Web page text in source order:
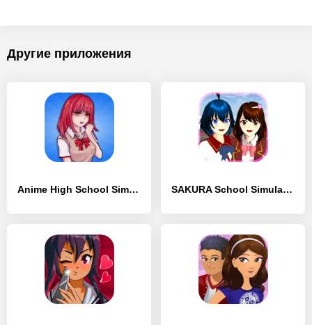
Другие приложения
Anime High School Simulator SAKURA School Simulator